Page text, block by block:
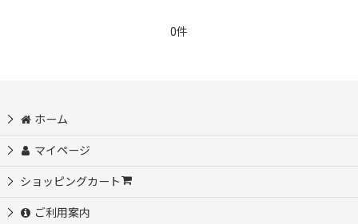
0件
ホーム
マイページ
ショッピングカート
ご利用案内